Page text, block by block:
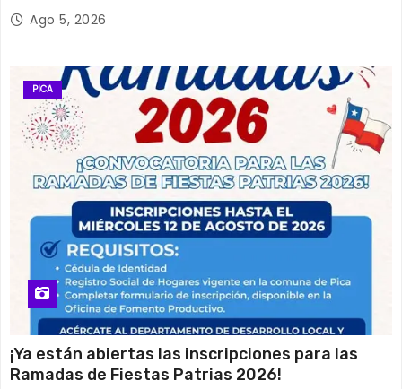
Ago 5, 2026
PICA
¡Ya están abiertas las inscripciones para las
Ramadas de Fiestas Patrias 2026!